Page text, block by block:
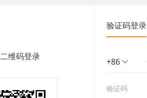
维码登录
验证码登录
+86